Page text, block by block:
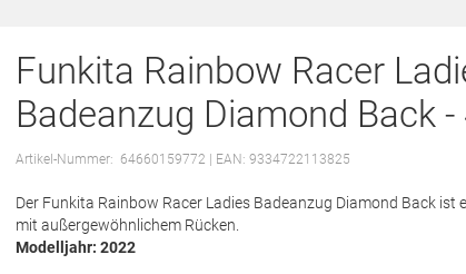
Funkita Rainbow Racer
Badeanzug Diamond Back -
Artikel-Nummer: 64660159772 | EAN: 9334722113825
Der Funkita Rainbow Racer Ladies Badeanzug Diamond Back ist
mit außergewöhnlichem Rücken.
Modelljahr: 2022